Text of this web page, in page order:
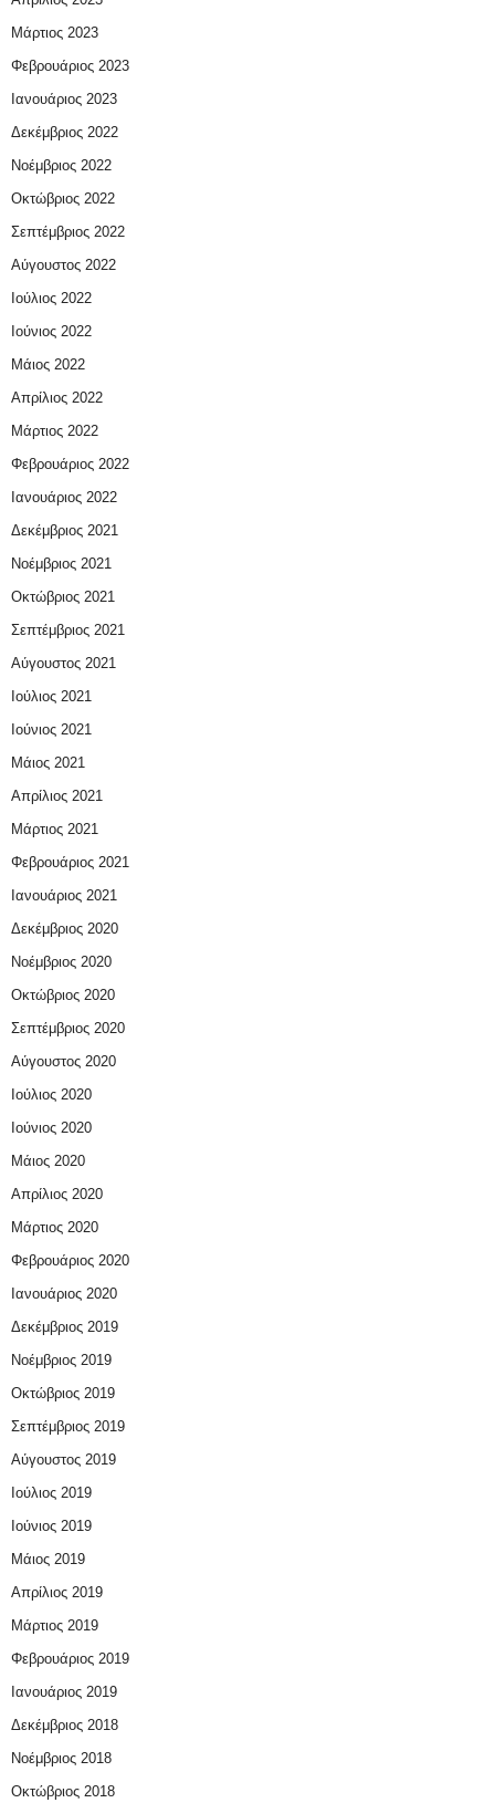
Μάρτιος 2023
Φεβρουάριος 2023
Ιανουάριος 2023
Δεκέμβριος 2022
Νοέμβριος 2022
Οκτώβριος 2022
Σεπτέμβριος 2022
Αύγουστος 2022
Ιούλιος 2022
Ιούνιος 2022
Μάιος 2022
Απρίλιος 2022
Μάρτιος 2022
Φεβρουάριος 2022
Ιανουάριος 2022
Δεκέμβριος 2021
Νοέμβριος 2021
Οκτώβριος 2021
Σεπτέμβριος 2021
Αύγουστος 2021
Ιούλιος 2021
Ιούνιος 2021
Μάιος 2021
Απρίλιος 2021
Μάρτιος 2021
Φεβρουάριος 2021
Ιανουάριος 2021
Δεκέμβριος 2020
Νοέμβριος 2020
Οκτώβριος 2020
Σεπτέμβριος 2020
Αύγουστος 2020
Ιούλιος 2020
Ιούνιος 2020
Μάιος 2020
Απρίλιος 2020
Μάρτιος 2020
Φεβρουάριος 2020
Ιανουάριος 2020
Δεκέμβριος 2019
Νοέμβριος 2019
Οκτώβριος 2019
Σεπτέμβριος 2019
Αύγουστος 2019
Ιούλιος 2019
Ιούνιος 2019
Μάιος 2019
Απρίλιος 2019
Μάρτιος 2019
Φεβρουάριος 2019
Ιανουάριος 2019
Δεκέμβριος 2018
Νοέμβριος 2018
Οκτώβριος 2018